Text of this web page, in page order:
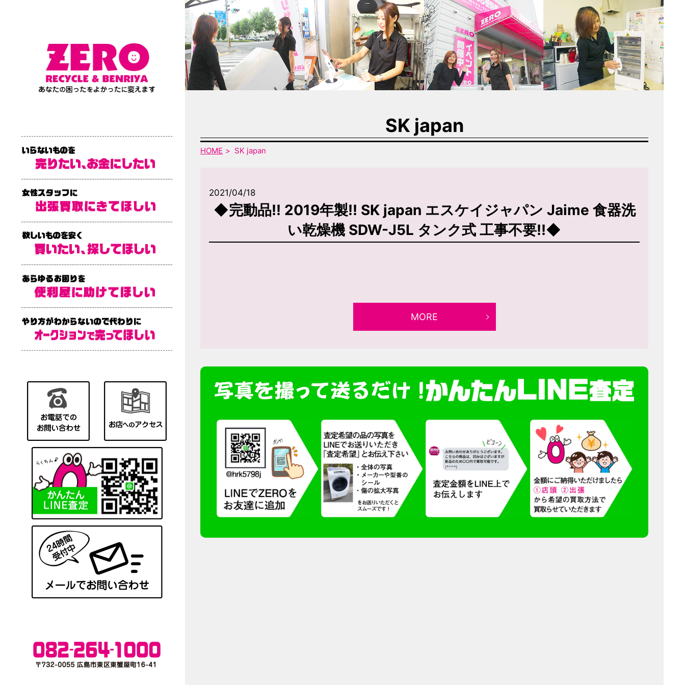
SK japan
HOME SK japan
2021/04/18
◆完動品!! 2019年製!! SK japan エスケイジャパン Jaime 食器洗
い乾燥機 SDW-J5L タンク式 工事不要!!◆
MORE